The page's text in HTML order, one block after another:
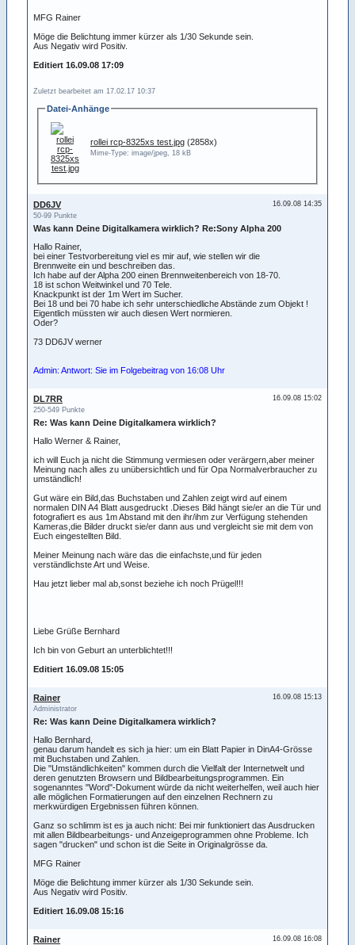
MFG Rainer
Möge die Belichtung immer kürzer als 1/30 Sekunde sein.
Aus Negativ wird Positiv.
Editiert 16.09.08 17:09
Zuletzt bearbeitet am 17.02.17 10:37
Datei-Anhänge
rollei rcp-8325xs test.jpg (2858x)
Mime-Type: image/jpeg, 18 kB
16.09.08 14:35
DD6JV
50-99 Punkte
Was kann Deine Digitalkamera wirklich? Re:Sony Alpha 200
Hallo Rainer,
bei einer Testvorbereitung viel es mir auf, wie stellen wir die
Brennweite ein und beschreiben das.
Ich habe auf der Alpha 200 einen Brennweitenbereich von 18-70.
18 ist schon Weitwinkel und 70 Tele.
Knackpunkt ist der 1m Wert im Sucher.
Bei 18 und bei 70 habe ich sehr unterschiedliche Abstände zum Objekt !
Eigentlich müssten wir auch diesen Wert normieren.
Oder?
73 DD6JV werner
Admin: Antwort: Sie im Folgebeitrag von 16:08 Uhr
16.09.08 15:02
DL7RR
250-549 Punkte
Re: Was kann Deine Digitalkamera wirklich?
Hallo Werner & Rainer,
ich will Euch ja nicht die Stimmung vermiesen oder verärgern,aber meiner
Meinung nach alles zu unübersichtlich und für Opa Normalverbraucher zu
umständlich!
Gut wäre ein Bild,das Buchstaben und Zahlen zeigt wird auf einem
normalen DIN A4 Blatt ausgedruckt .Dieses Bild hängt sie/er an die Tür und
fotografiert es aus 1m Abstand mit den ihr/ihm zur Verfügung stehenden
Kameras,die Bilder druckt sie/er dann aus und vergleicht sie mit dem von
Euch eingestellten Bild.
Meiner Meinung nach wäre das die einfachste,und für jeden
verständlichste Art und Weise.
Hau jetzt lieber mal ab,sonst beziehe ich noch Prügel!!!
Liebe Grüße Bernhard
Ich bin von Geburt an unterblichtet!!!
Editiert 16.09.08 15:05
16.09.08 15:13
Rainer
Administrator
Re: Was kann Deine Digitalkamera wirklich?
Hallo Bernhard,
genau darum handelt es sich ja hier: um ein Blatt Papier in DinA4-Grösse
mit Buchstaben und Zahlen.
Die "Umständlichkeiten" kommen durch die Vielfalt der Internetwelt und
deren genutzten Browsern und Bildbearbeitungsprogrammen. Ein
sogenanntes "Word"-Dokument würde da nicht weiterhelfen, weil auch hier
alle möglichen Formatierungen auf den einzelnen Rechnern zu
merkwürdigen Ergebnissen führen können.
Ganz so schlimm ist es ja auch nicht: Bei mir funktioniert das Ausdrucken
mit allen Bildbearbeitungs- und Anzeigeprogrammen ohne Probleme. Ich
sagen "drucken" und schon ist die Seite in Originalgrösse da.
MFG Rainer
Möge die Belichtung immer kürzer als 1/30 Sekunde sein.
Aus Negativ wird Positiv.
Editiert 16.09.08 15:16
16.09.08 16:08
Rainer